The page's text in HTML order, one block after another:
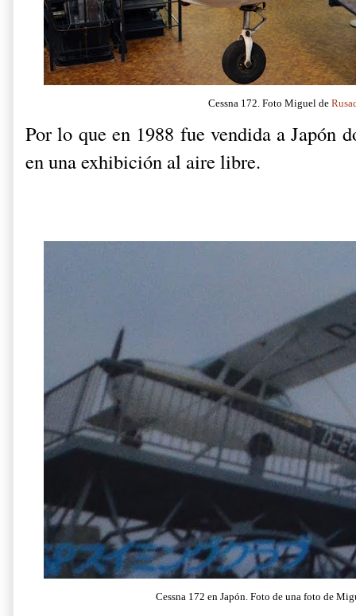
Cessna 172. Foto Miguel de
Por lo que en 1988 fue vendida a Japón
en una exhibición al aire libre.
Cessna 172 en Japón. Foto de una foto de